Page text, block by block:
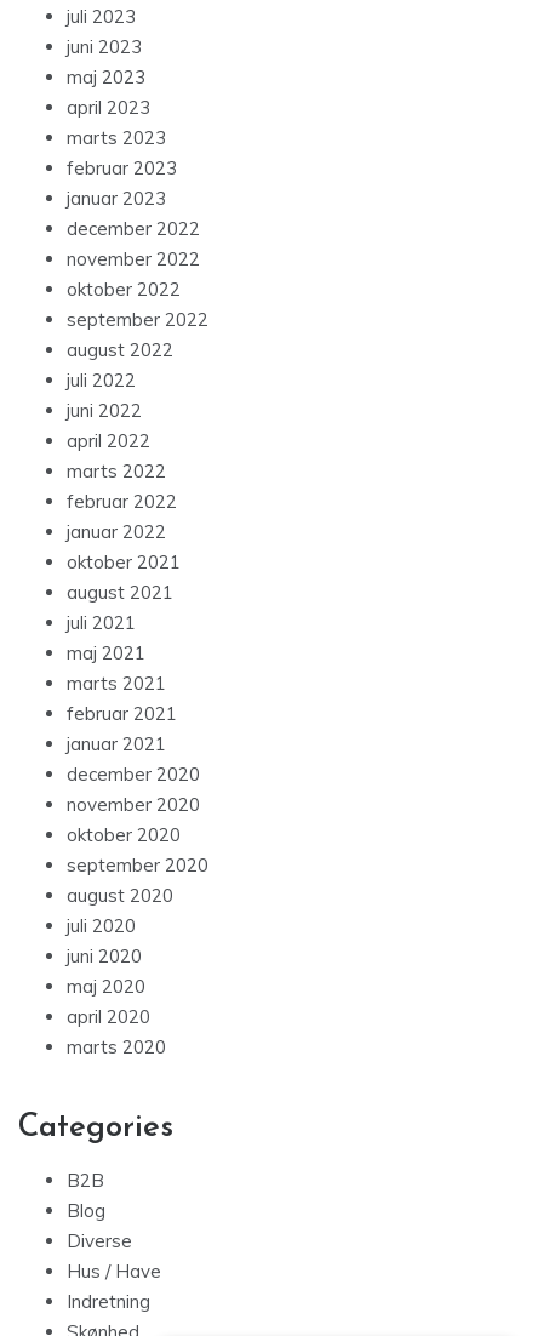
juli 2023
juni 2023
maj 2023
april 2023
marts 2023
februar 2023
januar 2023
december 2022
november 2022
oktober 2022
september 2022
august 2022
juli 2022
juni 2022
april 2022
marts 2022
februar 2022
januar 2022
oktober 2021
august 2021
juli 2021
maj 2021
marts 2021
februar 2021
januar 2021
december 2020
november 2020
oktober 2020
september 2020
august 2020
juli 2020
juni 2020
maj 2020
april 2020
marts 2020
Categories
B2B
Blog
Diverse
Hus / Have
Indretning